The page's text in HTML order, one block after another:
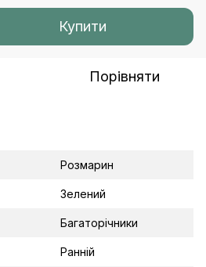
Купити
Порівняти
Розмарин
Зелений
Багаторічники
Ранній